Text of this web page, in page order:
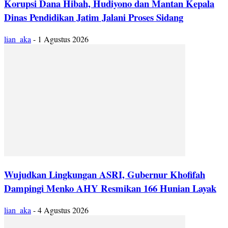
Korupsi Dana Hibah, Hudiyono dan Mantan Kepala
Dinas Pendidikan Jatim Jalani Proses Sidang
lian_aka - 1 Agustus 2026
Wujudkan Lingkungan ASRI, Gubernur Khofifah
Dampingi Menko AHY Resmikan 166 Hunian Layak
lian_aka -4 Agustus 2026